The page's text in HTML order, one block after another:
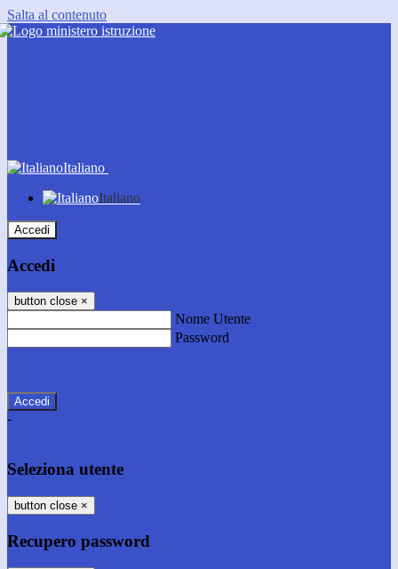
Salta al contenuto
Italiano
Italiano
Accedi
Accedi
button close ×
Nome Utente
Password
-
Seleziona utente
button close ×
Recupero password